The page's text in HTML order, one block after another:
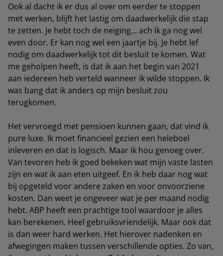
Ook al dacht ik er dus al over om eerder te stoppen
met werken, blijft het lastig om daadwerkelijk die stap
te zetten. Je hebt toch de neiging… ach ik ga nog wel
even door. Er kan nog wel een jaartje bij. Je hebt lef
nodig om daadwerkelijk tot dit besluit te komen. Wat
me geholpen heeft, is dat ik aan het begin van 2021
aan iedereen heb verteld wanneer ik wilde stoppen. Ik
was bang dat ik anders op mijn besluit zou
terugkomen.
Het vervroegd met pensioen kunnen gaan, dat vind ik
pure luxe. Ik moet financieel gezien een heleboel
inleveren en dat is logisch. Maar ik hou genoeg over.
Van tevoren heb ik goed bekeken wat mijn vaste lasten
zijn en wat ik aan eten uitgeef. En ik heb daar nog wat
bij opgeteld voor andere zaken en voor onvoorziene
kosten. Dan weet je ongeveer wat je per maand nodig
hebt. ABP heeft een prachtige tool waardoor je alles
kan berekenen. Heel gebruiksvriendelijk. Maar ook dat
is dan weer hard werken. Het hierover nadenken en
afwegingen maken tussen verschillende opties. Zo van,